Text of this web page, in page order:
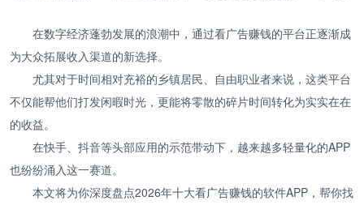
在数字经济蓬勃发展的浪潮中，通过看广告赚钱的平台正逐渐成
为大众拓展收入渠道的新选择。
尤其对于时间相对充裕的乡镇居民、自由职业者来说，这类平台
不仅能帮他们打发闲暇时光，更能将零散的碎片时间转化为实实在在
的收益。
在快手、抖音等头部应用的示范带动下，越来越多轻量化的APP
也纷纷涌入这一赛道。
本文将为你深度盘点2026年十大看广告赚钱的软件APP，帮你找